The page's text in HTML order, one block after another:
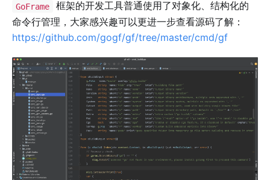
GoFrame
框架的开发工具普通使用了对象化、结构化的
命令行管理，大家感兴趣可以更进一步查看源码了解：
https://github.com/gogf/gf/tree/master/cmd/gf